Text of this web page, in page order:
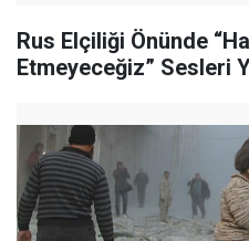
Rus Elçiliği Önünde
Etmeyeceğiz” Sesleri